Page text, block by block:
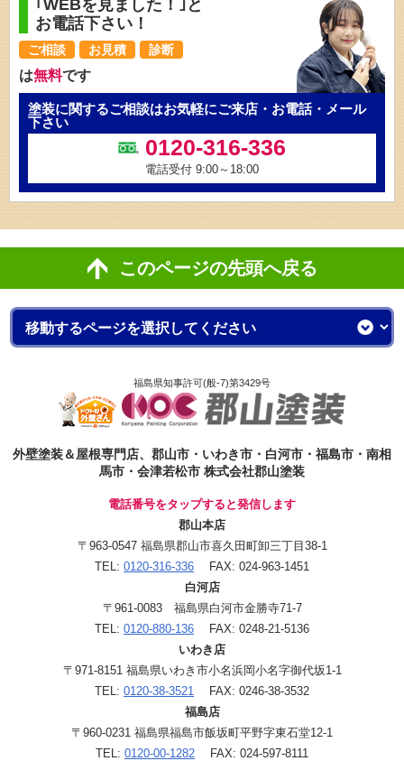
｢WEBを見ました！｣と
お電話下さい！
ご相談 お見積 診断
は無料です
塗装に関するご相談はお気軽にご来店・お電話・メール
下さい
0120-316-336
電話受付 9:00～18:00
このページの先頭へ戻る
福島県知事許可(般-7)第3429号
外壁塗装＆屋根専門店、郡山市・いわき市・白河市・福島市・南相
馬市・会津若松市 株式会社郡山塗装
電話番号をタップすると発信します
郡山本店
〒963-0547 福島県郡山市喜久田町卸三丁目38-1
TEL: 0120-316-336 FAX: 024-963-1451
白河店
〒961-0083 福島県白河市金勝寺71-7
TEL: 0120-880-136 FAX: 0248-21-5136
いわき店
〒971-8151 福島県いわき市小名浜岡小名字御代坂1-1
TEL: 0120-38-3521
FAX: 0246-38-3532
福島店
〒960-0231 福島県福島市飯坂町平野字東石堂12-1
TEL: 0120-00-1282 FAX: 024-597-8111